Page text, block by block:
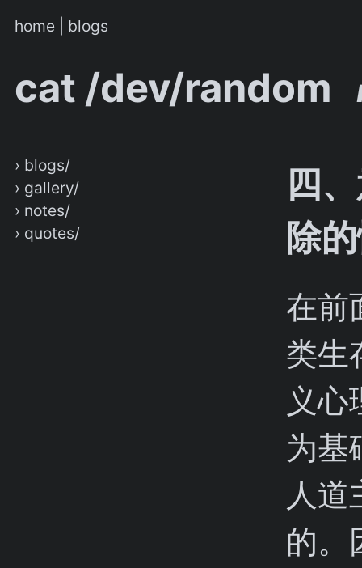
home blogs
cat /dev/random
› blogs/
› gallery/
› notes/
› quotes/
四
除
在前
类生
义
为基
人
的。